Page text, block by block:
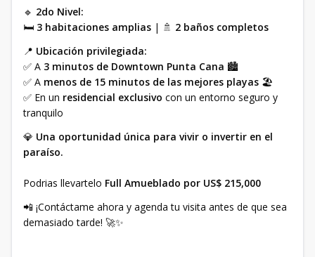
🔹 2do Nivel:
🛏️ 3 habitaciones amplias | 🚿 2 baños completos
📍 Ubicación privilegiada:
✅ A 3 minutos de Downtown Punta Cana 🏙️
✅ A menos de 15 minutos de las mejores playas 🏖️
✅ En un residencial exclusivo con un entorno seguro y
tranquilo
💎 Una oportunidad única para vivir o invertir en el
paraíso.
Podrias llevartelo Full Amueblado por US$ 215,000
📲 ¡Contáctame ahora y agenda tu visita antes de que sea
demasiado tarde! 🚀✨